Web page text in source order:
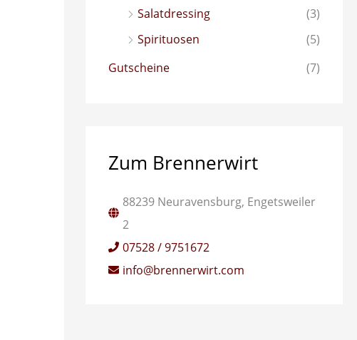
Salatdressing
(3)
Spirituosen
(5)
Gutscheine
(7)
Zum Brennerwirt
88239 Neuravensburg, Engetsweiler
2
07528 / 9751672
info@brennerwirt.com